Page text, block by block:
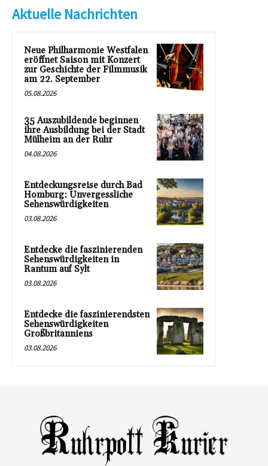
Aktuelle Nachrichten
Neue Philharmonie Westfalen
eröffnet Saison mit Konzert
zur Geschichte der Filmmusik
am 22. September
05.08.2026
35 Auszubildende beginnen
ihre Ausbildung bei der Stadt
Mülheim an der Ruhr
04.08.2026
Entdeckungsreise durch Bad
Homburg: Unvergessliche
Sehenswürdigkeiten
03.08.2026
Entdecke die faszinierenden
Sehenswürdigkeiten in
Rantum auf Sylt
03.08.2026
Entdecke die faszinierendsten
Sehenswürdigkeiten
Großbritanniens
03.08.2026